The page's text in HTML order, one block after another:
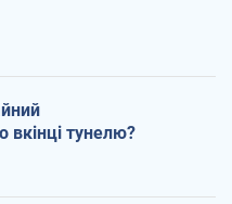
вкінці тунелю?